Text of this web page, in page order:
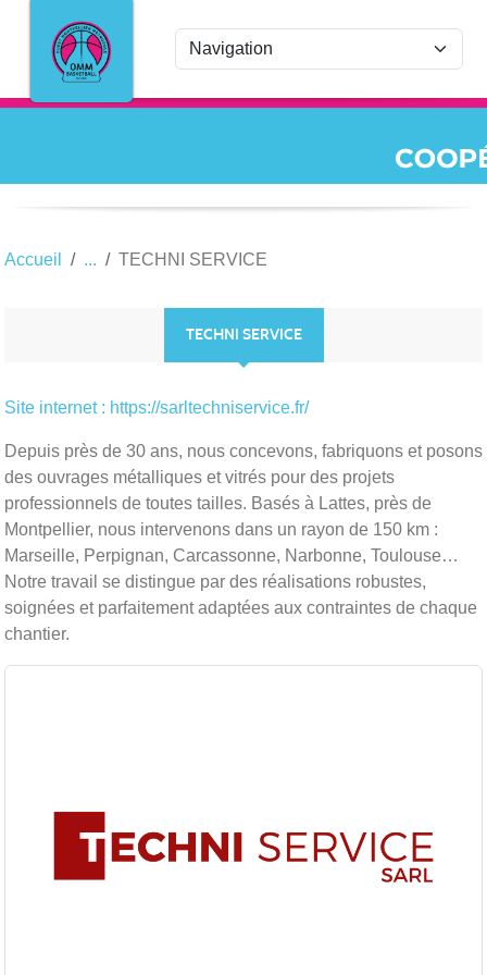
Accueil TECHNI SERVICE
TECHNI SERVICE
Site internet : https://sarltechniservice.fr/
Depuis près de 30 ans, nous concevons, fabriquons et posons
des ouvrages métalliques et vitrés pour des projets
professionnels de toutes tailles. Basés à Lattes, près de
Montpellier, nous intervenons dans un rayon de 150 km :
Marseille, Perpignan, Carcassonne, Narbonne, Toulouse…
Notre travail se distingue par des réalisations robustes,
soignées et parfaitement adaptées aux contraintes de chaque
chantier.